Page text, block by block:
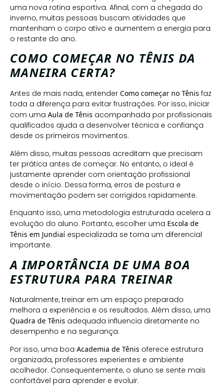
uma nova rotina esportiva. Afinal, com a chegada do
inverno, muitas pessoas buscam atividades que
mantenham o corpo ativo e aumentem a energia para
o restante do ano.
COMO COMEÇAR NO TÊNIS DA
MANEIRA CERTA?
Antes de mais nada, entender Como começar no Tênis faz
toda a diferença para evitar frustrações. Por isso, iniciar
com uma Aula de Tênis acompanhada por profissionais
qualificados ajuda a desenvolver técnica e confiança
desde os primeiros movimentos.
Além disso, muitas pessoas acreditam que precisam
ter prática antes de começar. No entanto, o ideal é
justamente aprender com orientação profissional
desde o início. Dessa forma, erros de postura e
movimentação podem ser corrigidos rapidamente.
Enquanto isso, uma metodologia estruturada acelera a
evolução do aluno. Portanto, escolher uma Escola de
Tênis em Jundiaí especializada se torna um diferencial
importante.
A IMPORTÂNCIA DE UMA BOA
ESTRUTURA PARA TREINAR
Naturalmente, treinar em um espaço preparado
melhora a experiência e os resultados. Além disso, uma
Quadra de Tênis adequada influencia diretamente no
desempenho e na segurança.
Por isso, uma boa Academia de Tênis oferece estrutura
organizada, professores experientes e ambiente
acolhedor. Consequentemente, o aluno se sente mais
confortável para aprender e evoluir.